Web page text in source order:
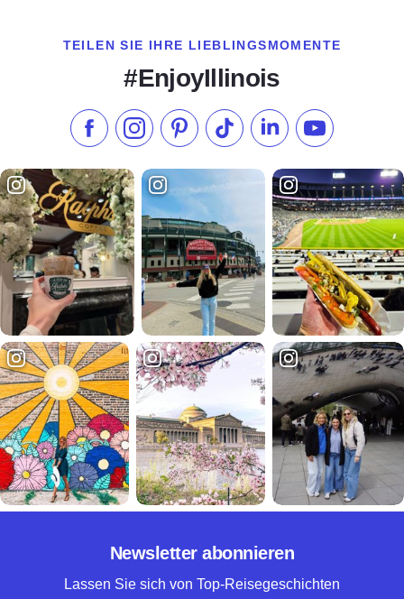
TEILEN SIE IHRE LIEBLINGSMOMENTE
#EnjoyIllinois
Liken Sie uns auf Facebook
Folgen Sie uns auf Instagram
Besuchen Sie unser Pinterest
Folgen Sie uns auf TikTok
Folgen Sie uns auf
Abonnieren
Newsletter abonnieren
Lassen Sie sich von Top-Reisegeschichten